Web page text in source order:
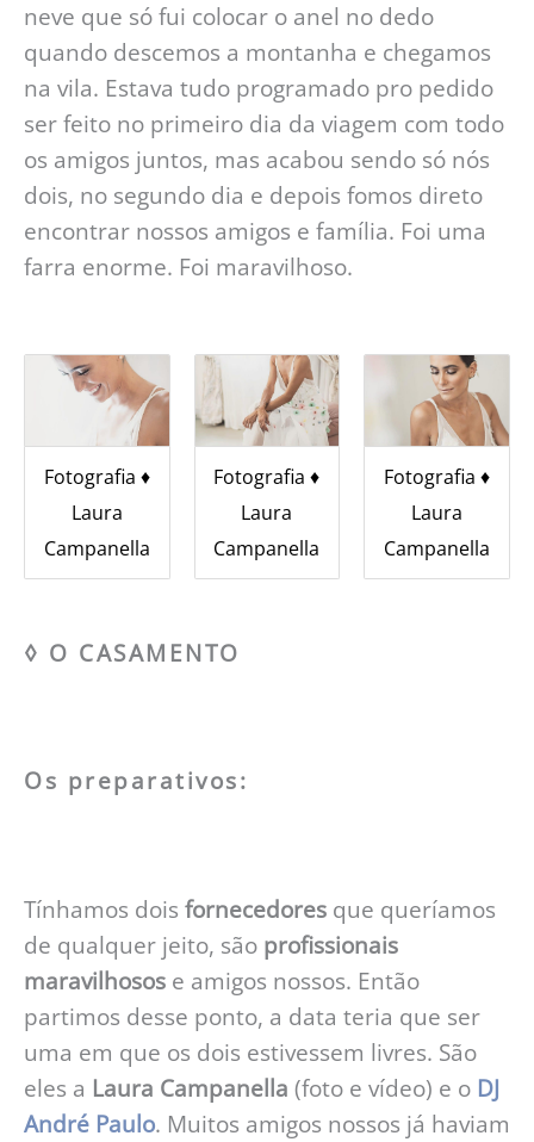
neve que só fui colocar o anel no dedo
quando descemos a montanha e chegamos
na vila. Estava tudo programado pro pedido
ser feito no primeiro dia da viagem com todo
os amigos juntos, mas acabou sendo só nós
dois, no segundo dia e depois fomos direto
encontrar nossos amigos e família. Foi uma
farra enorme. Foi maravilhoso.
Fotografia ♦︎
Laura
Campanella
Fotografia ♦︎
Laura
Campanella
Fotografia ♦︎
Laura
Campanella
◊ O CASAMENTO
Os preparativos:
Tínhamos dois fornecedores que queríamos
de qualquer jeito, são profissionais
maravilhosos e amigos nossos. Então
partimos desse ponto, a data teria que ser
uma em que os dois estivessem livres. São
eles a Laura Campanella (foto e vídeo) e o DJ
André Paulo. Muitos amigos nossos já haviam